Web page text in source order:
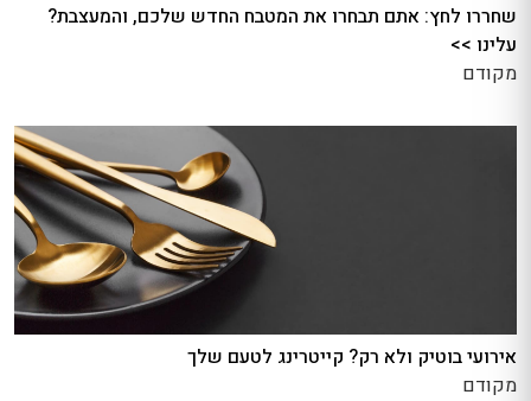
שחררו לחץ: אתם תבחרו את המטבח החדש שלכם, והמעצבת?
עלינו >>
מקודם
אירועי בוטיק ולא רק? קייטרינג לטעם שלך
מקודם